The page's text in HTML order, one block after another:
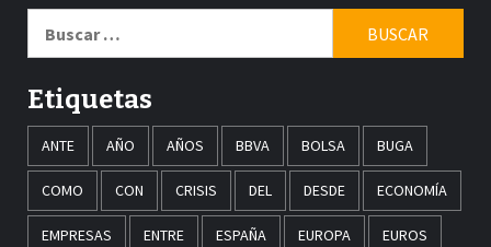
Etiquetas
ANTE AÑO AÑOS BBVA BOLSA BUGA
COMO CON CRISIS DEL DESDE ECONOMÍA
EMPRESAS ENTRE ESPAÑA EUROPA EUROS